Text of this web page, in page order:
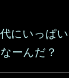
にいっぱ
ーんだ？